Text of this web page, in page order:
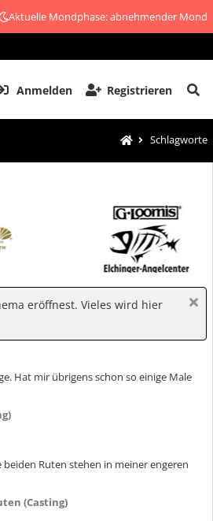
Aktuelle Mondphase: abnehmender Mond
Anmelden Registrieren
Schlagworte
eröffnest. Vieles wird hier
Hat mir übrigens schon so einige Male
Ruten stehen in meiner engeren
(Casting)